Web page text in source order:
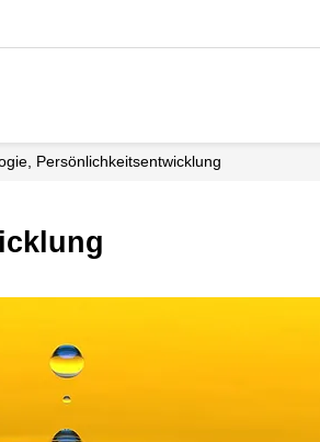
Persönlichkeits­entwicklung